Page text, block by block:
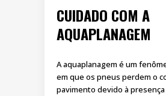
CUIDADO COM A
AQUAPLANAGEM
A aquaplanagem é um
em que os pneus perdem o
pavimento devido à presença